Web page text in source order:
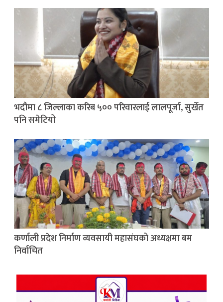
भदौमा ८ जिल्लाका करिब ५०० परिवारलाई लालपूर्जा, सुर्खेत
पनि समेटियो
कर्णाली प्रदेश निर्माण व्यवसायी महासंघको अध्यक्षमा बम
निर्वाचित